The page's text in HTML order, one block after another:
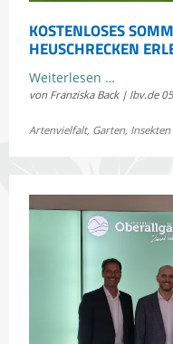
KOSTENLOSES
HEUSCHRECKEN
Weiterlesen …
Bayerns
von Franziska Back | lbv.de
Artenvielfalt, Garten, Insekten